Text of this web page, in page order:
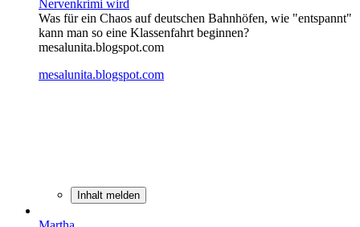
Nervenkrimi wird
Was für ein Chaos auf deutschen Bahnhöfen, wie "entspannt"
kann man so eine Klassenfahrt beginnen?
mesalunita.blogspot.com
mesalunita.blogspot.com
Inhalt melden